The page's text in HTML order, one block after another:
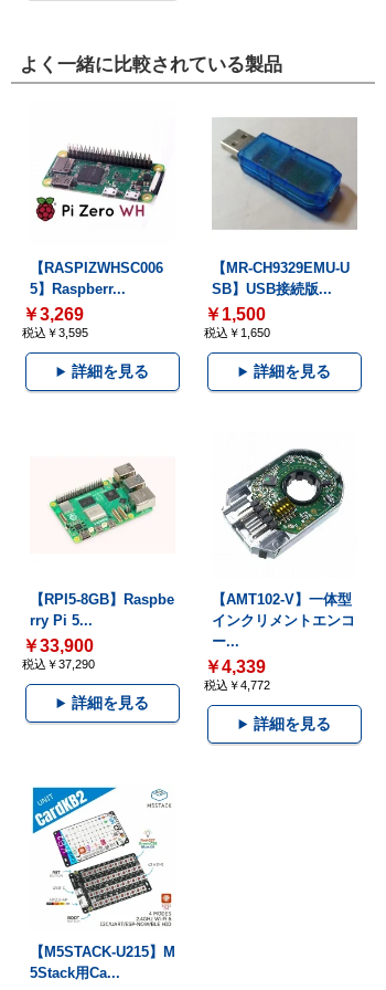
よく一緒に比較されている製品
【RASPIZWHSC006
5】Raspberr...
￥3,269
税込￥3,595
詳細を見る
【MR-CH9329EMU-U
SB】USB接続版...
￥1,500
税込￥1,650
詳細を見る
【RPI5-8GB】Raspbe
rry Pi 5...
￥33,900
税込￥37,290
詳細を見る
【AMT102-V】一体型
インクリメントエンコ
ー...
￥4,339
税込￥4,772
詳細を見る
【M5STACK-U215】M
5Stack用Ca...